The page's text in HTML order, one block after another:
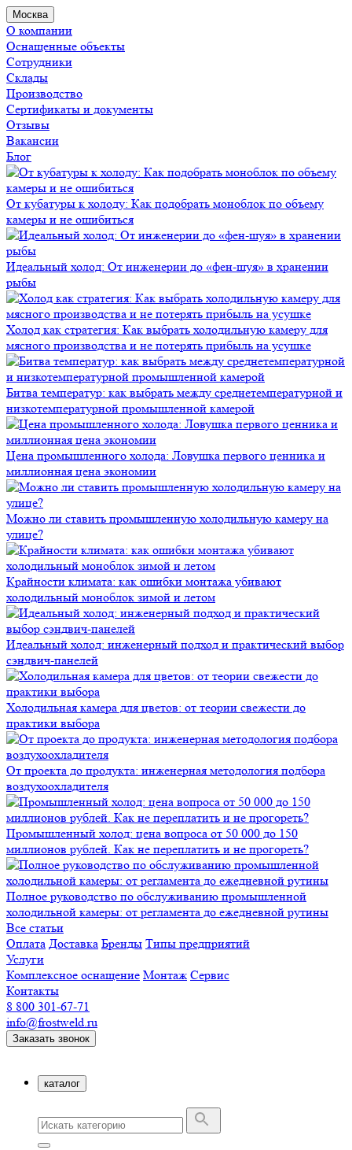
Москва
О компании
Оснащенные объекты
Сотрудники
Склады
Производство
Сертификаты и документы
Отзывы
Вакансии
Блог
От кубатуры к холоду: Как подобрать моноблок по объему
камеры и не ошибиться
Идеальный холод: От инженерии до «фен-шуя» в хранении
рыбы
Холод как стратегия: Как выбрать холодильную камеру для
мясного производства и не потерять прибыль на усушке
Битва температур: как выбрать между среднетемпературной и
низкотемпературной промышленной камерой
Цена промышленного холода: Ловушка первого ценника и
миллионная цена экономии
Можно ли ставить промышленную холодильную камеру на
улице?
Крайности климата: как ошибки монтажа убивают
холодильный моноблок зимой и летом
Идеальный холод: инженерный подход и практический выбор
сэндвич-панелей
Холодильная камера для цветов: от теории свежести до
практики выбора
От проекта до продукта: инженерная методология подбора
воздухоохладителя
Промышленный холод: цена вопроса от 50 000 до 150
миллионов рублей. Как не переплатить и не прогореть?
Полное руководство по обслуживанию промышленной
холодильной камеры: от регламента до ежедневной рутины
Все статьи
Оплата Доставка Бренды Типы предприятий
Услуги
Комплексное оснащение Монтаж Сервис
Контакты
8 800 301-67-71
info@frostweld.ru
Заказать звонок
каталог